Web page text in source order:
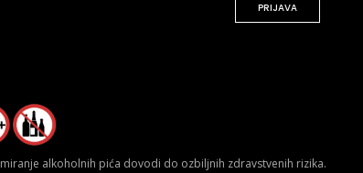
PRIJAVA
alkoholnih pića dovodi do ozbiljnih zdravstvenih rizika.